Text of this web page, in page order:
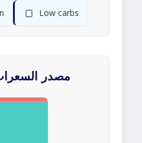
🍞 Low carbs
مصدر